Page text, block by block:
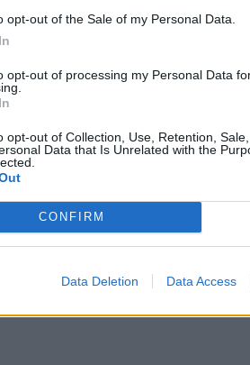
opt-out of the Sale of my Personal Data.
opt-out of processing my Personal Data
opt-out of Collection, Use, Retention,
Data that Is Unrelated with the
CONFIRM
Data Deletion Data Access
της Βίκυς Καγιά.